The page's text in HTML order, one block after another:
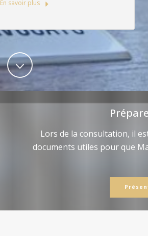
En savoir plus
Lors de la consultation, il
documents utiles pour que